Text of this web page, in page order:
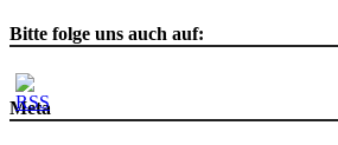
Bitte folge uns auch auf:
Meta